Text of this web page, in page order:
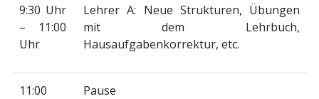
9:30 Uhr
– 11:00
Uhr
Lehrer A: Neue Strukturen, Übungen
mit dem Lehrbuch,
Hausaufgabenkorrektur, etc.
11:00
Pause